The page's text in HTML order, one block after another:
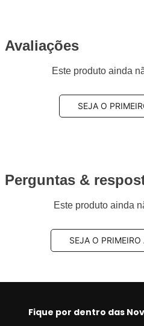
Avaliações
Este produto ainda
SEJA O
Perguntas &
Este produto ainda
SEJA O PRIMEIRO
Fique por dentro das